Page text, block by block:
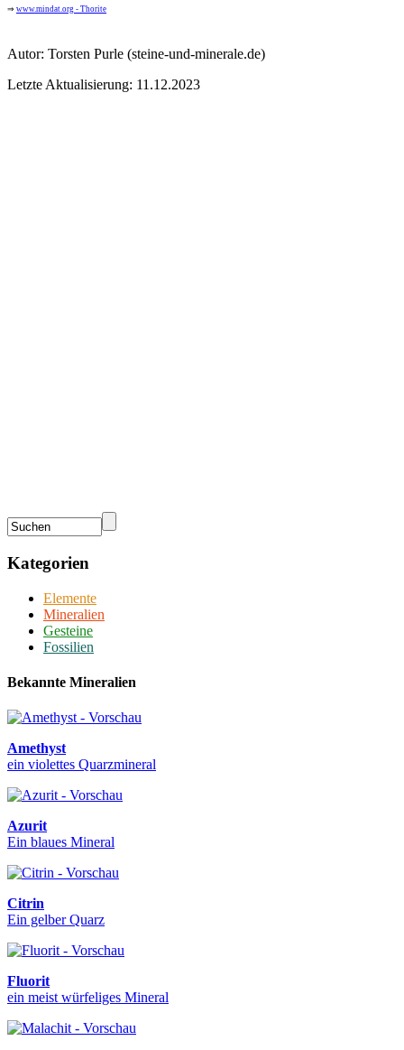
⇒ www.mindat.org - Thorite
Autor: Torsten Purle (steine-und-minerale.de)
Letzte Aktualisierung: 11.12.2023
Kategorien
Elemente
Mineralien
Gesteine
Fossilien
Bekannte Mineralien
Amethyst
ein violettes Quarzmineral
Azurit
Ein blaues Mineral
Citrin
Ein gelber Quarz
Fluorit
ein meist würfeliges Mineral